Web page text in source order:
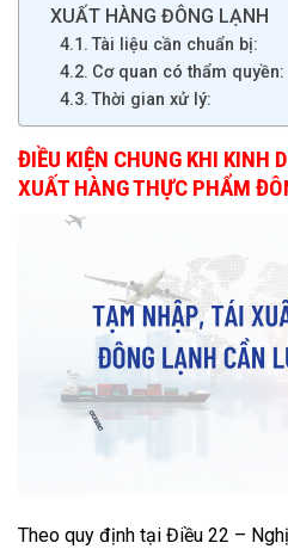
XUẤT HÀNG ĐÔNG LẠNH
Tài liệu cần chuẩn bị:
Cơ quan có thẩm quyền:
Thời gian xử lý:
ĐIỀU KIỆN CHUNG KHI KINH
XUẤT HÀNG THỰC PHẨM
Theo quy định tại Điều 22 –